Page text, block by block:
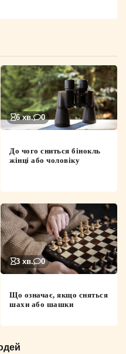
6 хв. 0
До чого сниться бінокль
жінці або чоловіку
3 хв. 0
Що означає, якщо сняться
шахи або шашки